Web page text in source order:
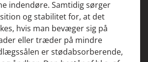
indendøre. Samtidig sørger
og stabilitet for, at det
hvis man bevæger sig på
eller træder på mindre
er stødabsorberende,